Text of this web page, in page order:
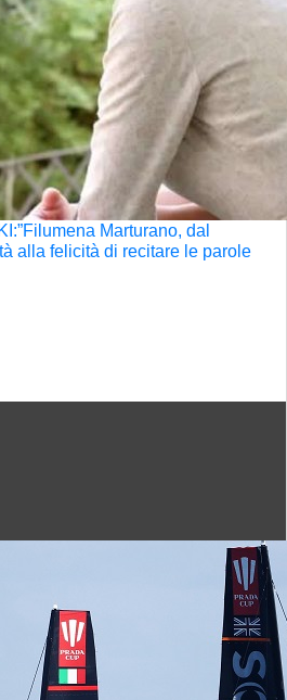
Marturano, dal
alla felicità di recitare le parole